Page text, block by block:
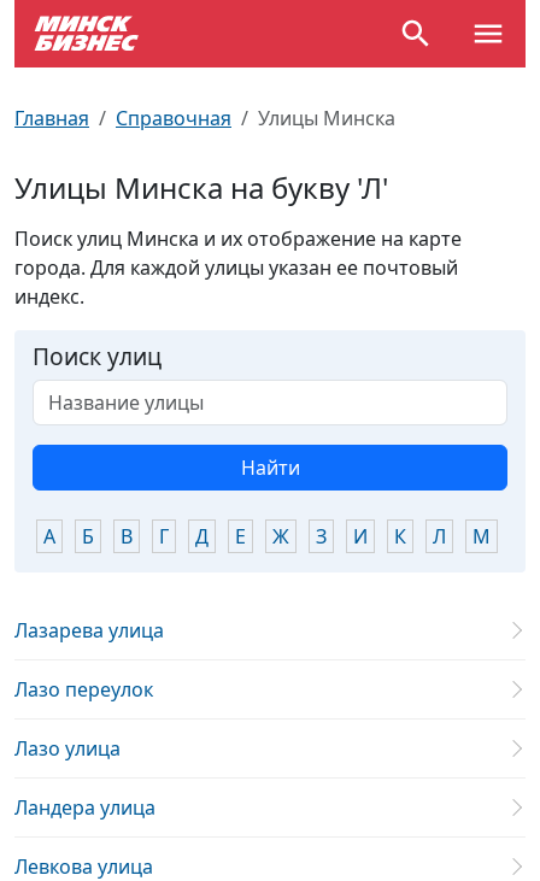
Главная Справочная Улицы Минска
Улицы Минска на букву 'Л'
Поиск улиц Минска и их отображение на карте
города. Для каждой улицы указан ее почтовый
индекс.
Поиск улиц
Найти
А Б В Г Д Е Ж З И К Л М
Лазарева улица
Лазо переулок
Лазо улица
Ландера улица
Левкова улица
Улицы Минска
Документы для ЗАГСа
Пробки на дорогах